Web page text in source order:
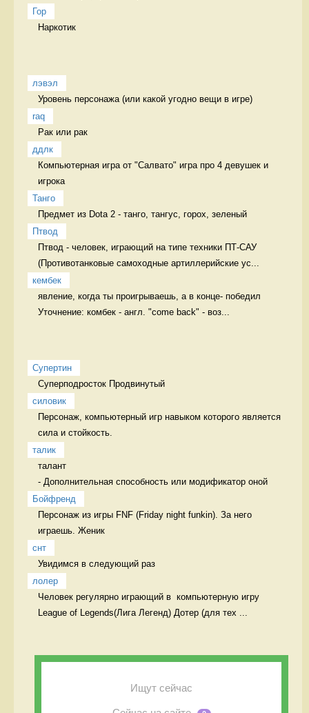
Гор
Наркотик
лэвэл
Уровень персонажа (или какой угодно вещи в игре)
raq
Рак или рак
ддлк
Компьютерная игра от "Салвато" игра про 4 девушек и
игрока
Танго
Предмет из Dota 2 - танго, тангус, горох, зеленый
Птвод
Птвод - человек, играющий на типе техники ПТ-САУ
(Противотанковые самоходные артиллерийские ус...
кембек
явление, когда ты проигрываешь, а в конце- победил
Уточнение: комбек - англ. "come back" - воз...
Супертин
Суперподросток Продвинутый
силовик
Персонаж, компьютерный игр навыком которого является
сила и стойкость.
талик
талант
- Дополнительная способность или модификатор оной
Бойфренд
Персонаж из игры FNF (Friday night funkin). За него
играешь. Женик
снт
Увидимся в следующий раз
лолер
Человек регулярно играющий в  компьютерную игру
League of Legends(Лига Легенд) Дотер (для тех ...
Ищут сейчас